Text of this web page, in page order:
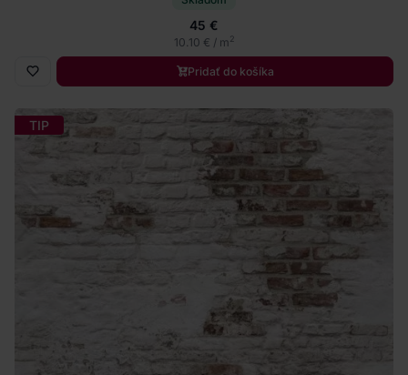
45 €
10.10 € / m2
Pridať do košíka
TIP